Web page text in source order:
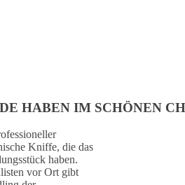
HABEN IM SCHÖNEN
Kniffe, die das
haben.
vor Ort gibt